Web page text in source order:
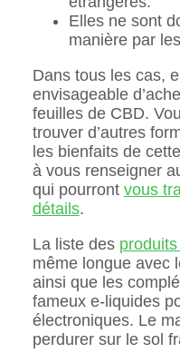
Elles ne sont
manière par
Dans tous les cas,
envisageable
feuilles de CBD.
trouver d’autres
les bienfaits de
à vous renseigner
qui pourront vous
détails.
La liste des
même longue avec
ainsi que les
fameux e-liquides
électroniques. Le
perdurer sur le sol